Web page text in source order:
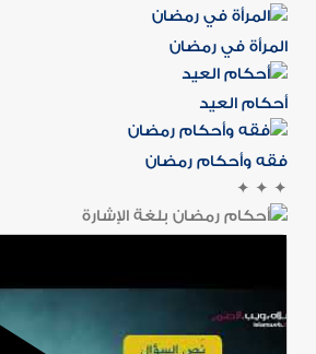
المرأة في رمضان
أحكام العيد
فقه وأحكام رمضان
✦
✦
✦